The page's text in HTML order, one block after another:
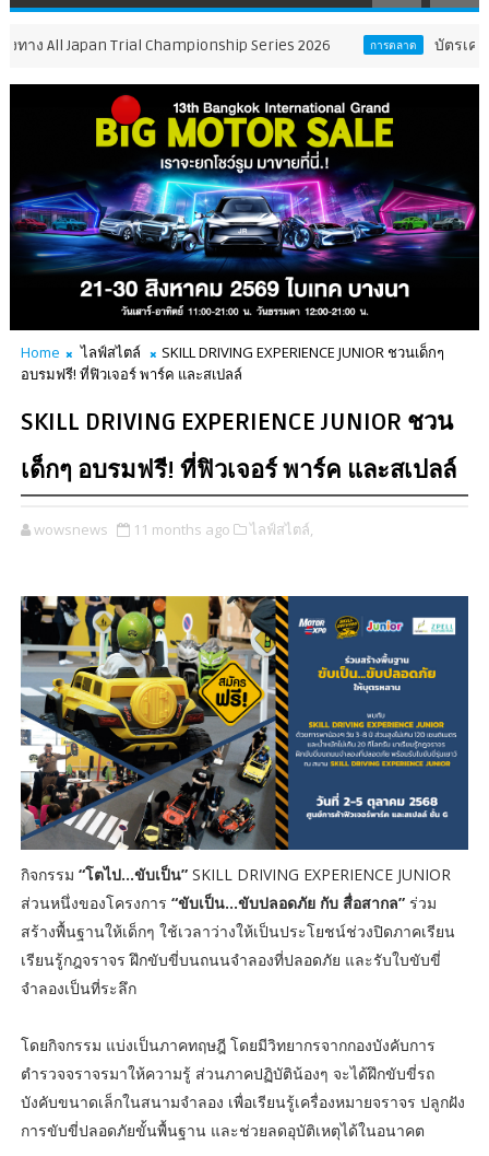
Trial Championship Series 2026 การตลาด บัตรเครดิต ttb ตอ
Home ไลฟ์สไตล์
SKILL DRIVING EXPERIENCE JUNIOR ชวนเด็กๆ
อบรมฟรี! ที่ฟิวเจอร์ พาร์ค และสเปลล์
SKILL DRIVING EXPERIENCE JUNIOR ชวน
เด็กๆ อบรมฟรี! ที่ฟิวเจอร์ พาร์ค และสเปลล์
wowsnews 11 months ago ไลฟ์สไตล์,
กิจกรรม “โตไป…ขับเป็น”SKILL DRIVING EXPERIENCE JUNIOR
ส่วนหนึ่งของโครงการ “ขับเป็น...ขับปลอดภัย กับ สื่อสากล”ร่วม
สร้างพื้นฐานให้เด็กๆ ใช้เวลาว่างให้เป็นประโยชน์ช่วงปิดภาคเรียน
เรียนรู้กฎจราจร ฝึกขับขี่บนถนนจำลองที่ปลอดภัย และรับใบขับขี่
จำลองเป็นที่ระลึก
โดยกิจกรรม แบ่งเป็นภาคทฤษฎี โดยมีวิทยากรจากกองบังคับการ
ตำรวจจราจรมาให้ความรู้ ส่วนภาคปฏิบัติน้องๆ จะได้ฝึกขับขี่รถ
บังคับขนาดเล็กในสนามจำลอง เพื่อเรียนรู้เครื่องหมายจราจร ปลูกฝัง
การขับขี่ปลอดภัยขั้นพื้นฐาน และช่วยลดอุบัติเหตุได้ในอนาคต